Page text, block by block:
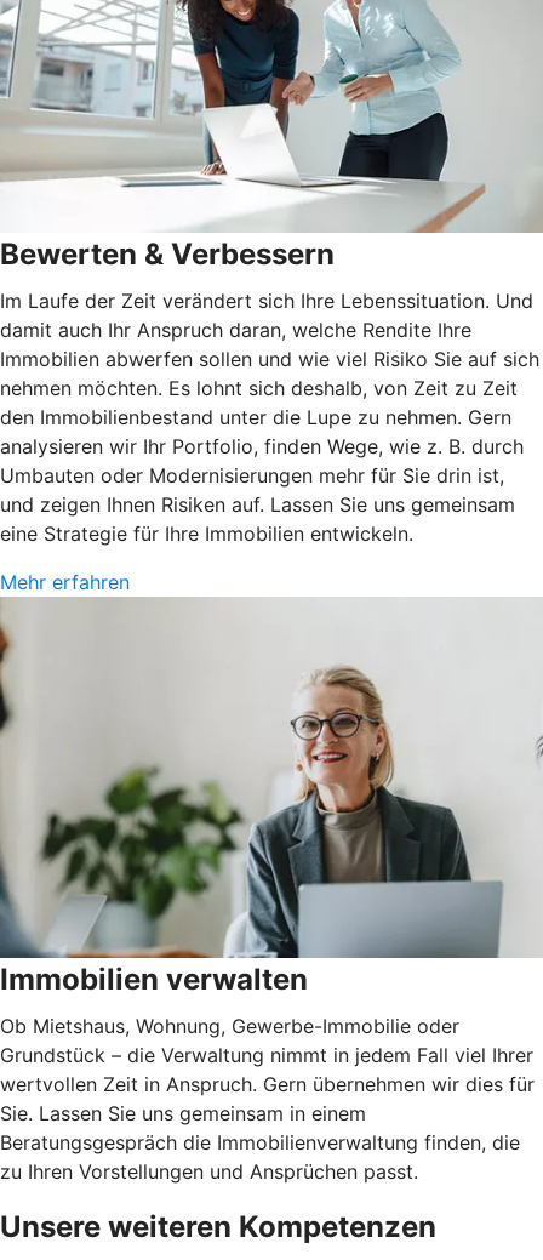
Bewerten & Verbessern
Im Laufe der Zeit verändert sich Ihre Lebenssituation. Und
damit auch Ihr Anspruch daran, welche Rendite Ihre
Immobilien abwerfen sollen und wie viel Risiko Sie auf sich
nehmen möchten. Es lohnt sich deshalb, von Zeit zu Zeit
den Immobilienbestand unter die Lupe zu nehmen. Gern
analysieren wir Ihr Portfolio, finden Wege, wie z. B. durch
Umbauten oder Modernisierungen mehr für Sie drin ist,
und zeigen Ihnen Risiken auf. Lassen Sie uns gemeinsam
eine Strategie für Ihre Immobilien entwickeln.
Mehr erfahren
Immobilien verwalten
Ob Mietshaus, Wohnung, Gewerbe-Immobilie oder
Grundstück – die Verwaltung nimmt in jedem Fall viel Ihrer
wertvollen Zeit in Anspruch. Gern übernehmen wir dies für
Sie. Lassen Sie uns gemeinsam in einem
Beratungsgespräch die Immobilienverwaltung finden, die
zu Ihren Vorstellungen und Ansprüchen passt.
Unsere weiteren Kompetenzen